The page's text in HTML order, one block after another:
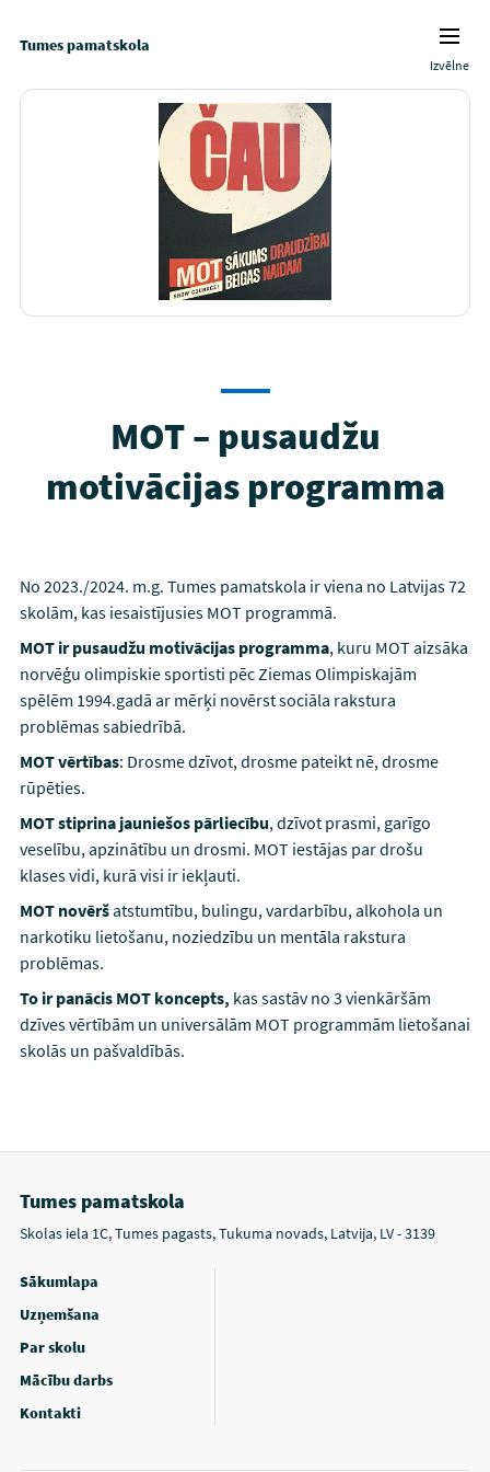
Tumes pamatskola
Izvēlne
MOT – pusaudžu
motivācijas programma
No 2023./2024. m.g. Tumes pamatskola ir viena no Latvijas 72
skolām, kas iesaistījusies MOT programmā.
MOT ir pusaudžu motivācijas programma, kuru MOT aizsāka
norvēģu olimpiskie sportisti pēc Ziemas Olimpiskajām
spēlēm 1994.gadā ar mērķi novērst sociāla rakstura
problēmas sabiedrībā.
MOT vērtības: Drosme dzīvot, drosme pateikt nē, drosme
rūpēties.
MOT stiprina jauniešos pārliecību, dzīvot prasmi, garīgo
veselību, apzinātību un drosmi. MOT iestājas par drošu
klases vidi, kurā visi ir iekļauti.
MOT novēršatstumtību, bulingu, vardarbību, alkohola un
narkotiku lietošanu, noziedzību un mentāla rakstura
problēmas.
To ir panācis MOT koncepts, kas sastāv no 3 vienkāršām
dzīves vērtībām un universālām MOT programmām lietošanai
skolās un pašvaldībās.
Tumes pamatskola
Skolas iela 1C, Tumes pagasts, Tukuma novads, Latvija, LV - 3139
Sākumlapa
Uzņemšana
Par skolu
Mācību darbs
Kontakti